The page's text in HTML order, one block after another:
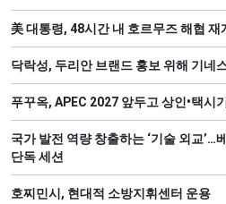
美 대통령, 48시간 내 호르무즈 해협
닥락성, 두리안 브랜드 홍보 위해 기네
푸꾸옥, APEC 2027 앞두고 상인•택시
국가 발전 역량 창출하는 ‘기술 외교’…
단독 세션
호찌민시, 현대적 소방지휘센터 운용